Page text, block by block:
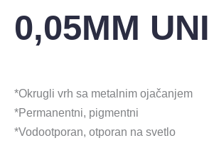
0,05MM
*Okrugli vrh sa metalnim ojačanjem
*Permanentni, pigmentni
*Vodootporan, otporan na svetlo